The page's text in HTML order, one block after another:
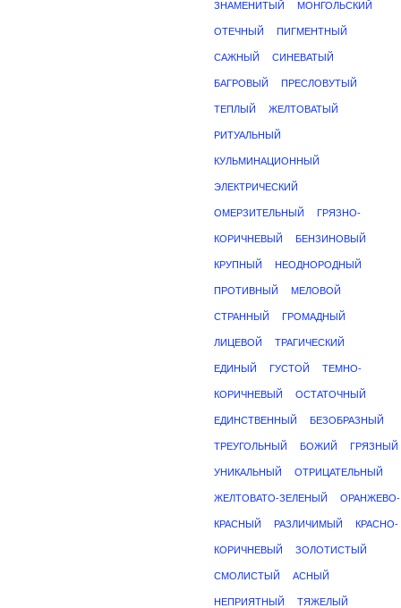
ЗНАМЕНИТЫЙ МОНГОЛЬСКИЙ
ОТЕЧНЫЙ ПИГМЕНТНЫЙ
САЖНЫЙ СИНЕВАТЫЙ
БАГРОВЫЙ ПРЕСЛОВУТЫЙ
ТЕПЛЫЙ ЖЕЛТОВАТЫЙ
РИТУАЛЬНЫЙ
КУЛЬМИНАЦИОННЫЙ
ЭЛЕКТРИЧЕСКИЙ
ОМЕРЗИТЕЛЬНЫЙ ГРЯЗНО-
КОРИЧНЕВЫЙ БЕНЗИНОВЫЙ
КРУПНЫЙ НЕОДНОРОДНЫЙ
ПРОТИВНЫЙ МЕЛОВОЙ
СТРАННЫЙ ГРОМАДНЫЙ
ЛИЦЕВОЙ ТРАГИЧЕСКИЙ
ЕДИНЫЙ ГУСТОЙ ТЕМНО-
КОРИЧНЕВЫЙ ОСТАТОЧНЫЙ
ЕДИНСТВЕННЫЙ БЕЗОБРАЗНЫЙ
ТРЕУГОЛЬНЫЙ БОЖИЙ ГРЯЗНЫЙ
УНИКАЛЬНЫЙ ОТРИЦАТЕЛЬНЫЙ
ЖЕЛТОВАТО-ЗЕЛЕНЫЙ ОРАНЖЕВО-
КРАСНЫЙ РАЗЛИЧИМЫЙ КРАСНО-
КОРИЧНЕВЫЙ ЗОЛОТИСТЫЙ
СМОЛИСТЫЙ АСНЫЙ
НЕПРИЯТНЫЙ ТЯЖЕЛЫЙ